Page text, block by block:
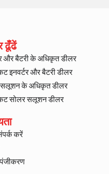
ढूँढें
और बैटरी के अधिकृत डीलर
इनवर्टर और बैटरी डीलर
के अधिकृत डीलर
सोलर सलूशन डीलर
करें
पंजीकरण